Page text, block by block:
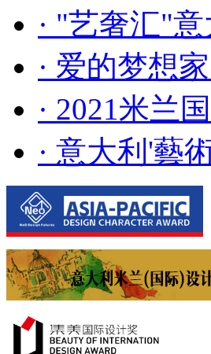
· "艺奢汇"​
· 爱的梦想
· 2021米兰
· 意大利'藝